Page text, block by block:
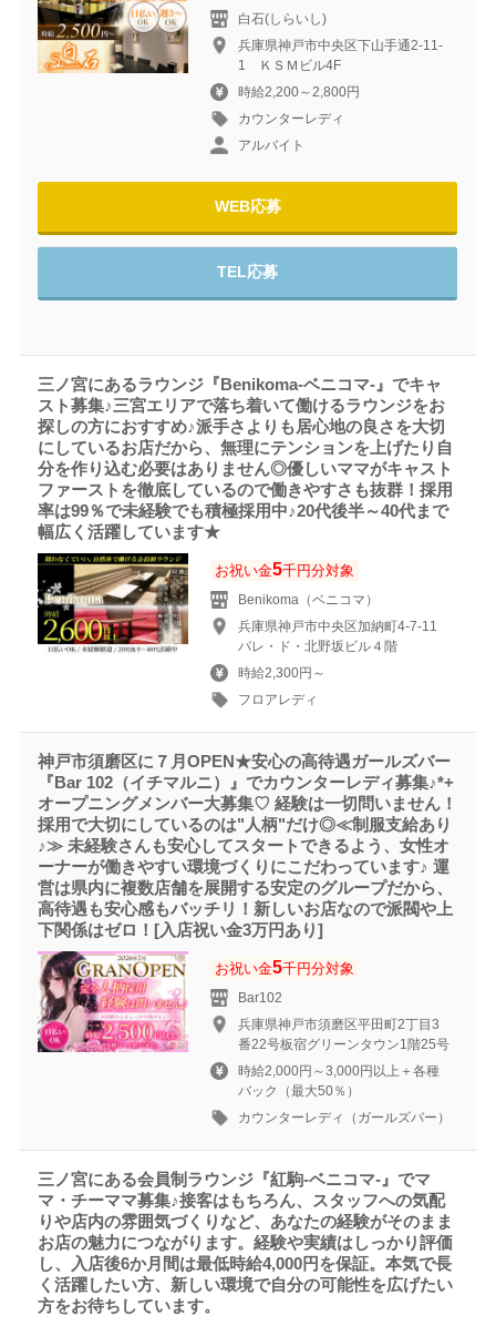
白石(しらいし)
兵庫県神戸市中央区下山手通2-11-
1 ＫＳＭビル4F
時給2,200～2,800円
カウンターレディ
アルバイト
WEB応募
TEL応募
三ノ宮にあるラウンジ『Benikoma-ベニコマ-』でキャ
スト募集♪三宮エリアで落ち着いて働けるラウンジをお
探しの方におすすめ♪派手さよりも居心地の良さを大切
にしているお店だから、無理にテンションを上げたり自
分を作り込む必要はありません◎優しいママがキャスト
ファーストを徹底しているので働きやすさも抜群！採用
率は99％で未経験でも積極採用中♪20代後半～40代まで
幅広く活躍しています★
お祝い金5千円分対象
Benikoma（ベニコマ）
兵庫県神戸市中央区加納町4-7-11
パレ・ド・北野坂ビル４階
時給2,300円～
フロアレディ
神戸市須磨区に７月OPEN★安心の高待遇ガールズバー
『Bar 102（イチマルニ）』でカウンターレディ募集♪*+
オープニングメンバー大募集♡ 経験は一切問いません！
採用で大切にしているのは"人柄"だけ◎≪制服支給あり
♪≫ 未経験さんも安心してスタートできるよう、女性オ
ーナーが働きやすい環境づくりにこだわっています♪ 運
営は県内に複数店舗を展開する安定のグループだから、
高待遇も安心感もバッチリ！新しいお店なので派閥や上
下関係はゼロ！[入店祝い金3万円あり]
お祝い金5千円分対象
Bar102
兵庫県神戸市須磨区平田町2丁目3
番22号板宿グリーンタウン1階25号
時給2,000円～3,000円以上＋各種
バック（最大50％）
カウンターレディ（ガールズバー）
三ノ宮にある会員制ラウンジ『紅駒-ベニコマ-』でマ
マ・チーママ募集♪接客はもちろん、スタッフへの気配
りや店内の雰囲気づくりなど、あなたの経験がそのまま
お店の魅力につながります。経験や実績はしっかり評価
し、入店後6か月間は最低時給4,000円を保証。本気で長
く活躍したい方、新しい環境で自分の可能性を広げたい
方をお待ちしています。